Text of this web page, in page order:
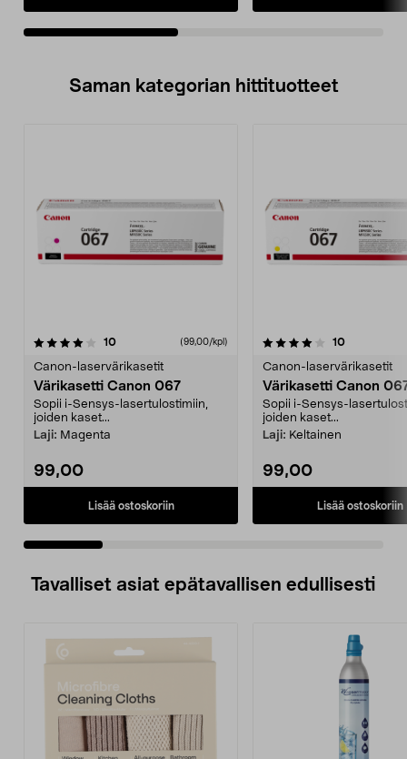
Saman kategorian hittituotteet
10arvostelut (99,00/kpl)
Canon-laservärikasetit
Värikasetti Canon 067
Sopii i-Sensys-lasertulostimiin,
joiden kaset...
Laji: Magenta
99,00
Lisää ostoskoriin
4.0 viidestä
10arvostelut
Canon-laservärikasetit
Värikasetti Canon
Sopii i-Sensys-
joiden kaset...
Laji: Keltainen
99,00
Lisää ostoskoriin
4.0 viidestä
Tavalliset asiat epätavallisen edullisesti